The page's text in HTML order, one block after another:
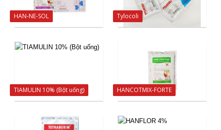
HAN-NE-SOL Tylocoli
TIAMULIN 10% (Bột uống) HANCOTMIX-FORTE